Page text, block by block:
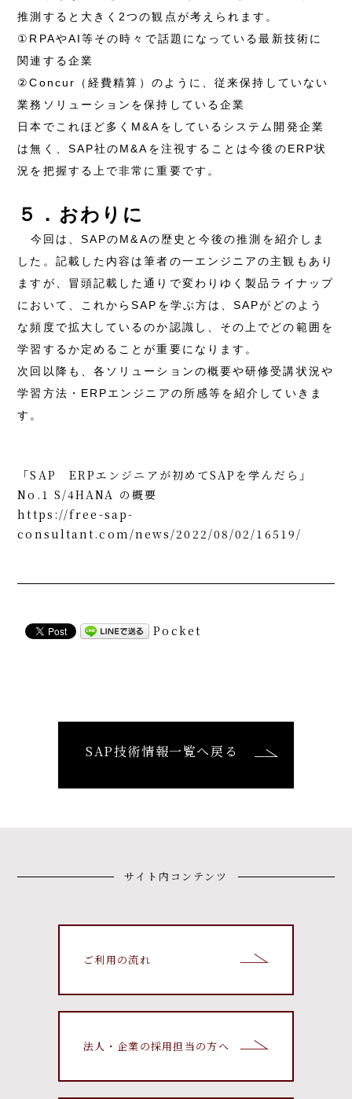
推測すると大きく2つの観点が考えられます。
①RPAやAI等その時々で話題になっている最新技術に
関連する企業
②Concur（経費精算）のように、従来保持していない
業務ソリューションを保持している企業
日本でこれほど多くM&Aをしているシステム開発企業
は無く、SAP社のM&Aを注視することは今後のERP状
況を把握する上で非常に重要です。
５．おわりに
今回は、 SAPのM&Aの歴史と今後の推測を紹介しま
した。記載した内容は筆者の一エンジニアの主観もあり
ますが、冒頭記載した通りで変わりゆく製品ライナップ
において、これからSAPを学ぶ方は、SAPがどのよう
な頻度で拡大しているのか認識し、その上でどの範囲を
学習するか定めることが重要になります。
次回以降も、各ソリューションの概要や研修受講状況や
学習方法・ERPエンジニアの所感等を紹介していきま
す。
「SAP ERPエンジニアが初めてSAPを学んだら」
No.1 S/4HANA の概要
https://free-sap-
consultant.com/news/2022/08/02/16519/
Pocket
SAP技術情報一覧へ戻る
サイト内コンテンツ
ご利用の流れ
法人・企業の採用担当の方へ